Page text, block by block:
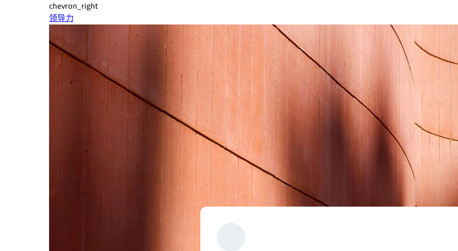
chevron_right
领导力